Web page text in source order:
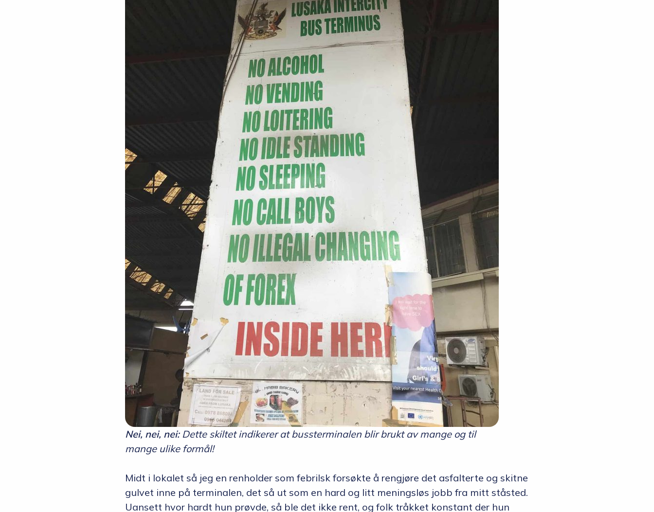
Nei, nei, nei:Dette skiltet indikerer at bussterminalen blir brukt av mange og til
mange ulike formål!
Midt i lokalet så jeg en renholder som febrilsk forsøkte å rengjøre det asfalterte og skitne
gulvet inne på terminalen, det så ut som en hard og litt meningsløs jobb fra mitt ståsted.
Uansett hvor hardt hun prøvde, så ble det ikke rent, og folk tråkket konstant der hun